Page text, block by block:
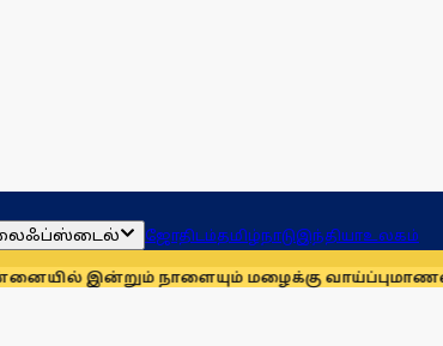
ஜோதிடம்தமிழ்நாடுஇந்தியாஉலகம்
நாளையும் மழைக்கு வாய்ப்புமாணவர்களுக்காக